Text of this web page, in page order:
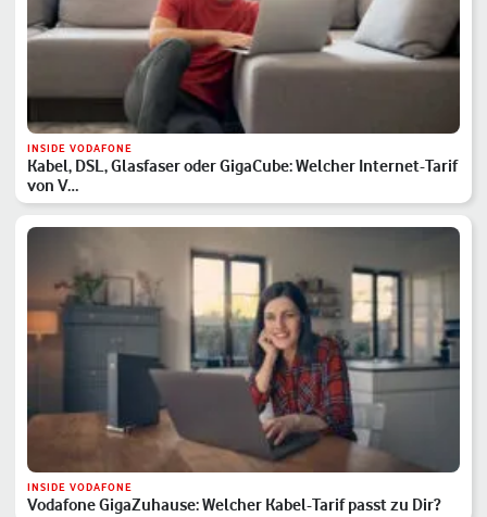
INSIDE VODAFONE
Kabel, DSL, Glasfaser oder GigaCube: Welcher Internet-Tarif
von V…
INSIDE VODAFONE
Vodafone GigaZuhause: Welcher Kabel-Tarif passt zu Dir?